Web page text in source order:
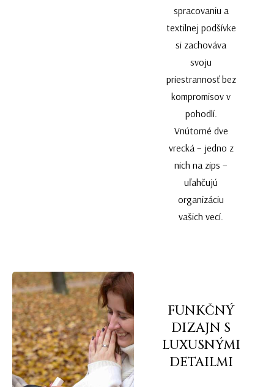
spracovaniu a
textilnej podšívke
si zachováva
svoju
priestrannosť bez
kompromisov v
pohodlí.
Vnútorné dve
vrecká – jedno z
nich na zips –
uľahčujú
organizáciu
vašich vecí.
FUNKČNÝ
DIZAJN S
LUXUSNÝMI
DETAILMI